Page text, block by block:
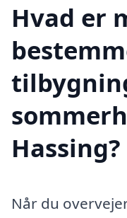
Hvad er
Hassing?
Når du